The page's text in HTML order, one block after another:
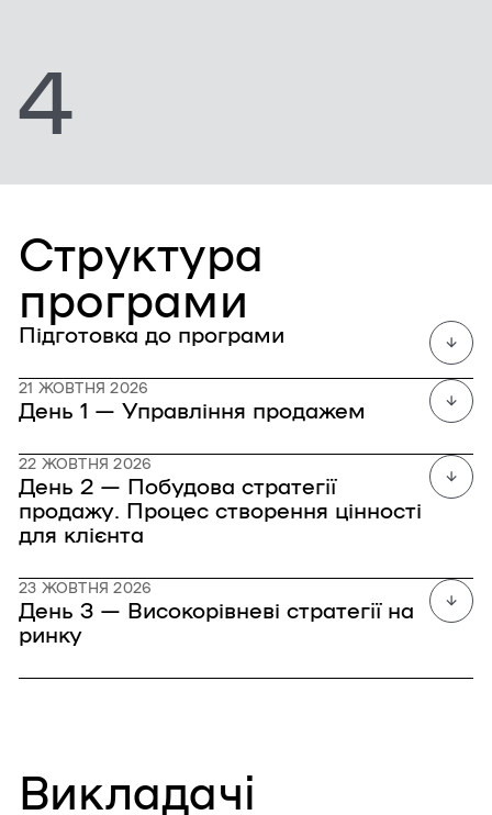
4
Структура
програми
Підготовка до програми
21 ЖОВТНЯ 2026
День 1 — Управління продажем
22 ЖОВТНЯ 2026
День 2 — Побудова стратегії
продажу. Процес створення цінності
для клієнта
23 ЖОВТНЯ 2026
День 3 — Високорівневі стратегії на
ринку
Викладачі